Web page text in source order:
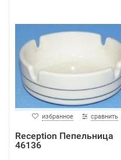
избранное сравнить
Reception Пепельница
46136